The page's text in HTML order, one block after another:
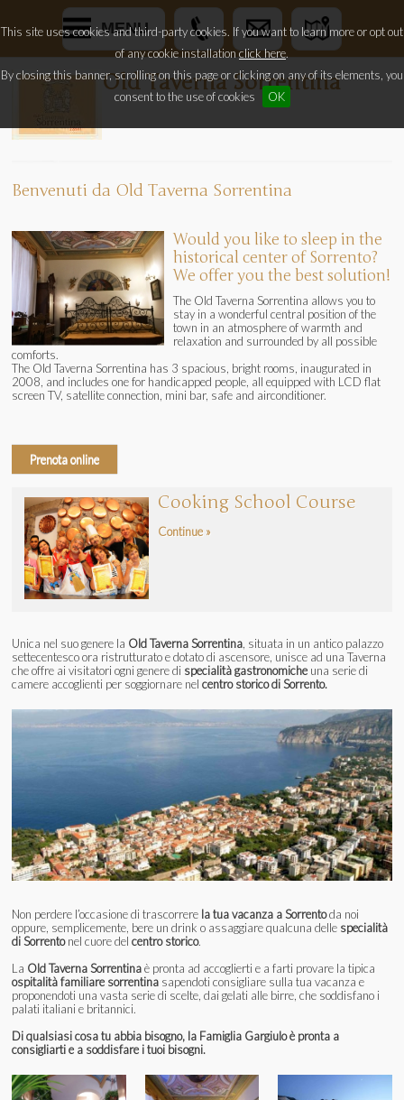
This site uses cookies and third-party cookies. If you want to learn more or opt out
of any cookie installationclick here.
By closing this banner, scrolling on this page or clicking on any of its elements, you
consent to the use of cookies
OK
MENU
Old Taverna Sorrentina
Benvenuti da Old Taverna Sorrentina
Would you like to sleep in the
historical center of Sorrento?
We offer you the best solution!
The Old Taverna Sorrentina allows you to
stay in a wonderful central position of the
town in an atmosphere of warmth and
relaxation and surrounded by all possible
comforts.
The Old Taverna Sorrentina has 3 spacious, bright rooms, inaugurated in
2008, and includes one for handicapped people, all equipped with LCD flat
screen TV, satellite connection, mini bar, safe and airconditioner.
Prenota online
Cooking School Course
Continue »
Unica nel suo genere la Old Taverna Sorrentina , situata in un antico palazzo
settecentesco ora ristrutturato e dotato di ascensore, unisce ad una Taverna
che offre ai visitatori ogni genere di specialità gastronomiche una serie di
camere accoglienti per soggiornare nel centro storico di Sorrento.
Non perdere l’occasione di trascorrere la tua vacanza a Sorrentoda noi
oppure, semplicemente, bere un drink o assaggiare qualcuna delle specialità
di Sorrentonel cuore del centro storico.
La Old Taverna Sorrentinaè pronta ad accoglierti e a farti provare la tipica
ospitalità familiare sorrentina sapendoti consigliare sulla tua vacanza e
proponendoti una vasta serie di scelte, dai gelati alle birre, che soddisfano i
palati italiani e britannici.
Di qualsiasi cosa tu abbia bisogno, la Famiglia Gargiulo è pronta a
consigliarti e a soddisfare i tuoi bisogni.